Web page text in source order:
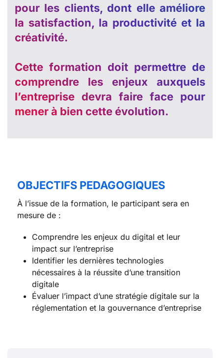
pour les clients, dont elle améliore
la satisfaction, la productivité et la
créativité.
Cette formation doit permettre de
comprendre les enjeux auxquels
l’entreprise devra faire face pour
mener à bien cette évolution.
OBJECTIFS PEDAGOGIQUES
À l’issue de la formation, le participant sera en
mesure de :
Comprendre les enjeux du digital et leur
impact sur l’entreprise
Identifier les dernières technologies
nécessaires à la réussite d’une transition
digitale
Évaluer l’impact d’une stratégie digitale sur la
réglementation et la gouvernance d’entreprise